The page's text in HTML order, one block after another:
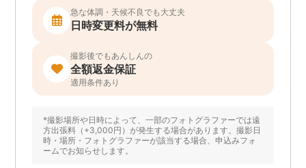
急な体調・天候不良でも大丈夫
日時変更料が無料
撮影後でもあんしんの
全額返金保証
適用条件あり
*撮影場所や日時によって、一部のフォトグラファーでは遠
方出張料（+3,000円）が発生する場合があります。撮影日
時・場所・フォトグラファーが該当する場合、申込みフォ
ームでお知らせします。